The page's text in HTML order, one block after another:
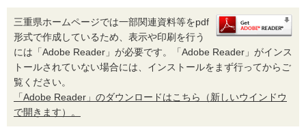
三重県ホームページでは一部関連資料等をpdf
形式で作成しているため、表示や印刷を行う
には「Adobe Reader」が必要です。「Adobe Reader」がインス
トールされていない場合には、インストールをまず行ってからご
覧ください。
「Adobe Reader」のダウンロードはこちら（新しいウインドウ
で開きます）。